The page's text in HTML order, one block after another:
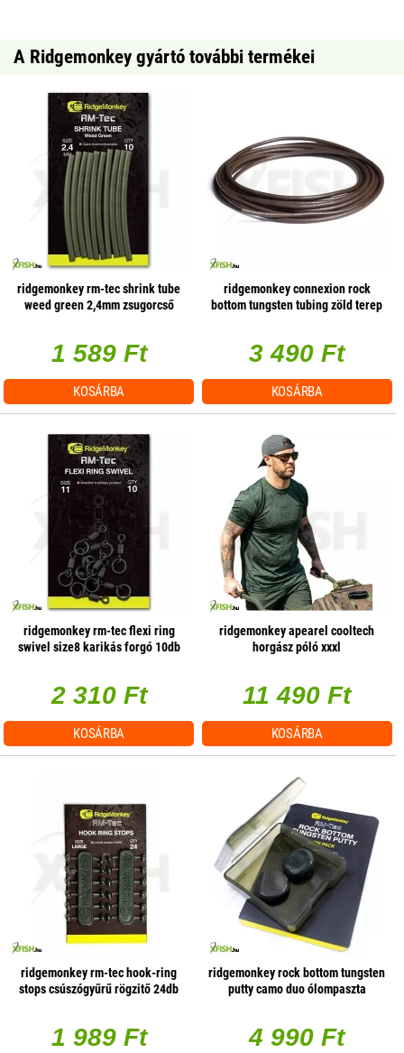
A Ridgemonkey gyártó további termékei
ridgemonkey rm-tec shrink tube
weed green 2,4mm zsugorcső
1 589 Ft
KOSÁRBA
ridgemonkey connexion rock
bottom tungsten tubing zöld terep
3 490 Ft
KOSÁRBA
ridgemonkey rm-tec flexi ring
swivel size8 karikás forgó 10db
2 310 Ft
KOSÁRBA
ridgemonkey apearel cooltech
horgász póló xxxl
11 490 Ft
KOSÁRBA
ridgemonkey rm-tec hook-ring
stops csúszógyűrű rögzitő 24db
1 989 Ft
ridgemonkey rock bottom tungsten
putty camo duo ólompaszta
4 990 Ft